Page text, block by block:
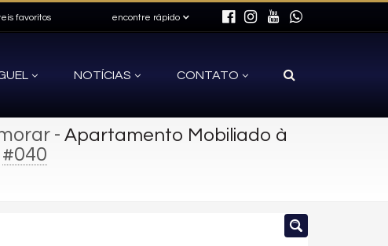
encontre rápido
favoritos
NOTÍCIAS CONTATO
- Apartamento Mobiliado à
#040